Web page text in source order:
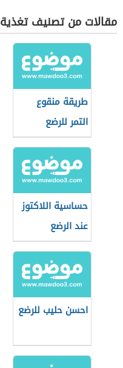
مقالات من تصنيف تغذية
طريقة منقوع
التمر للرضع
حساسية اللاكتوز
عند الرضع
احسن حليب للرضع